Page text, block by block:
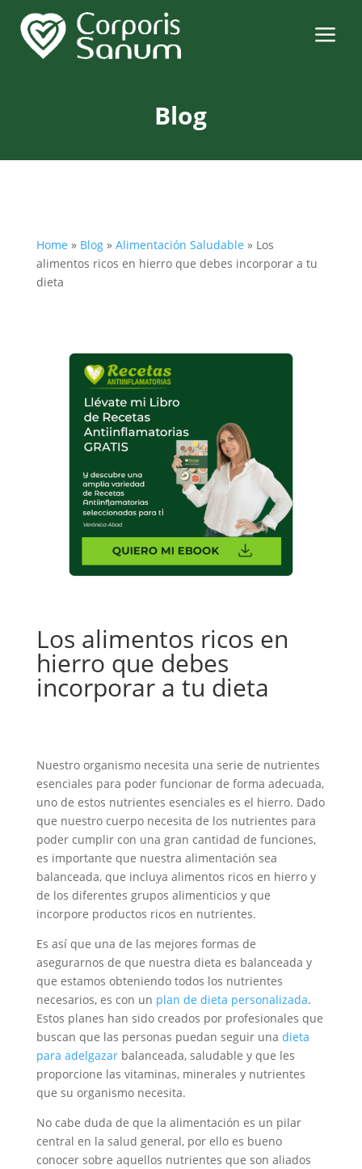
a
Blog
Home » Blog» Alimentación Saludable » Los
alimentos ricos en hierro que debes incorporar a tu
dieta
Los alimentos ricos en
hierro que debes
incorporar a tu dieta
Nuestro organismo necesita una serie de nutrientes
esenciales para poder funcionar de forma adecuada,
uno de estos nutrientes esenciales es el hierro. Dado
que nuestro cuerpo necesita de los nutrientes para
poder cumplir con una gran cantidad de funciones,
es importante que nuestra alimentación sea
balanceada, que incluya alimentos ricos en hierro y
de los diferentes grupos alimenticios y que
incorpore productos ricos en nutrientes.
Es así que una de las mejores formas de
asegurarnos de que nuestra dieta es balanceada y
que estamos obteniendo todos los nutrientes
necesarios, es con un plan de dieta personalizada.
Estos planes han sido creados por profesionales que
buscan que las personas puedan seguir una dieta
para adelgazarbalanceada, saludable y que les
proporcione las vitaminas, minerales y nutrientes
que su organismo necesita.
No cabe duda de que la alimentación es un pilar
central en la salud general, por ello es bueno
conocer sobre aquellos nutrientes que son aliados